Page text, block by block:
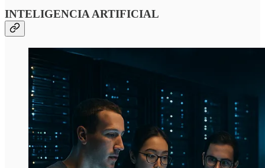
INTELIGENCIA ARTIFICIAL